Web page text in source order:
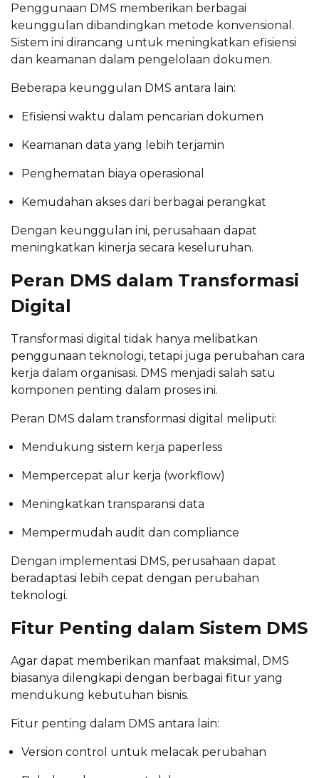
Penggunaan DMS memberikan berbagai
keunggulan dibandingkan metode konvensional.
Sistem ini dirancang untuk meningkatkan efisiensi
dan keamanan dalam pengelolaan dokumen.
Beberapa keunggulan DMS antara lain:
Efisiensi waktu dalam pencarian dokumen
Keamanan data yang lebih terjamin
Penghematan biaya operasional
Kemudahan akses dari berbagai perangkat
Dengan keunggulan ini, perusahaan dapat
meningkatkan kinerja secara keseluruhan.
Peran DMS dalam Transformasi
Digital
Transformasi digital tidak hanya melibatkan
penggunaan teknologi, tetapi juga perubahan cara
kerja dalam organisasi. DMS menjadi salah satu
komponen penting dalam proses ini.
Peran DMS dalam transformasi digital meliputi:
Mendukung sistem kerja paperless
Mempercepat alur kerja (workflow)
Meningkatkan transparansi data
Mempermudah audit dan compliance
Dengan implementasi DMS, perusahaan dapat
beradaptasi lebih cepat dengan perubahan
teknologi.
Fitur Penting dalam Sistem DMS
Agar dapat memberikan manfaat maksimal, DMS
biasanya dilengkapi dengan berbagai fitur yang
mendukung kebutuhan bisnis.
Fitur penting dalam DMS antara lain:
Version control untuk melacak perubahan